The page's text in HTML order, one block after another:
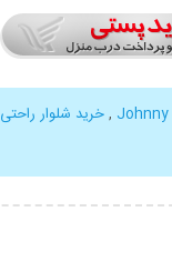
,خرید شلوار راحتی Johnny